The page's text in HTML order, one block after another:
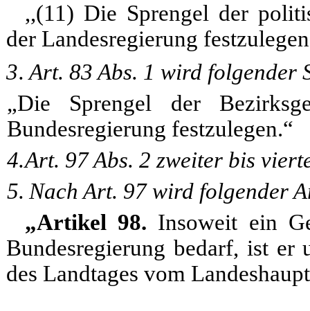
,,(11) Die Sprengel der
der Landesregierung
3. Art. 83 Abs. 1 wird folgender
„Die Sprengel der
Bundesregierung festzulegen.“
4.Art. 97 Abs. 2 zweiter bis
5. Nach Art. 97 wird folgender
„Artikel 98. Insoweit ein
Bundesregierung bedarf, ist er
des Landtages vom